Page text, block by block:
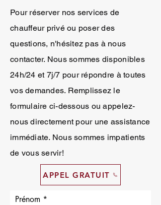
Pour réserver nos services de
chauffeur privé ou poser des
questions, n'hésitez pas à nous
contacter. Nous sommes disponibles
24h/24 et 7j/7 pour répondre à toutes
vos demandes. Remplissez le
formulaire ci-dessous ou appelez-
nous directement pour une assistance
immédiate. Nous sommes impatients
de vous servir!
APPEL GRATUIT
Prénom